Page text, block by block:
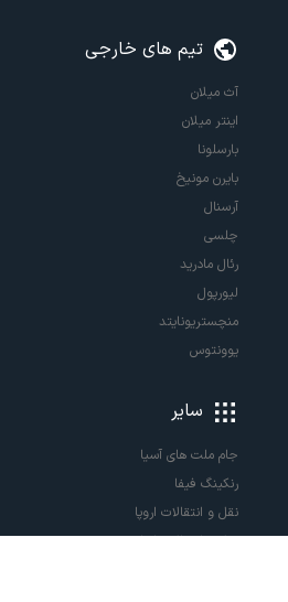
تیم های خارجی
آث میلان
اینتر میلان
بارسلونا
بایرن مونیخ
آرسنال
چلسی
رئال مادرید
لیورپول
منچستریونایتد
یوونتوس
سایر
جام ملت های آسیا
رنکینگ فیفا
نقل و انتقالات اروپا
نقل و انتقالات ایران